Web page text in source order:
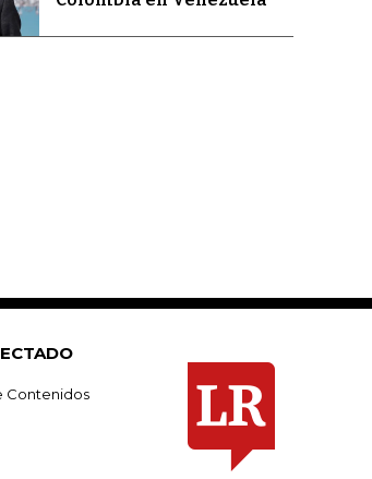
Contenidos